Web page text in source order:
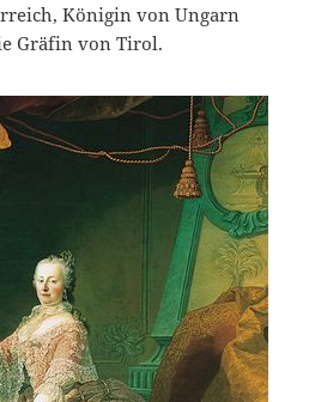
Königin von Ungarn
Gräfin von Tirol.